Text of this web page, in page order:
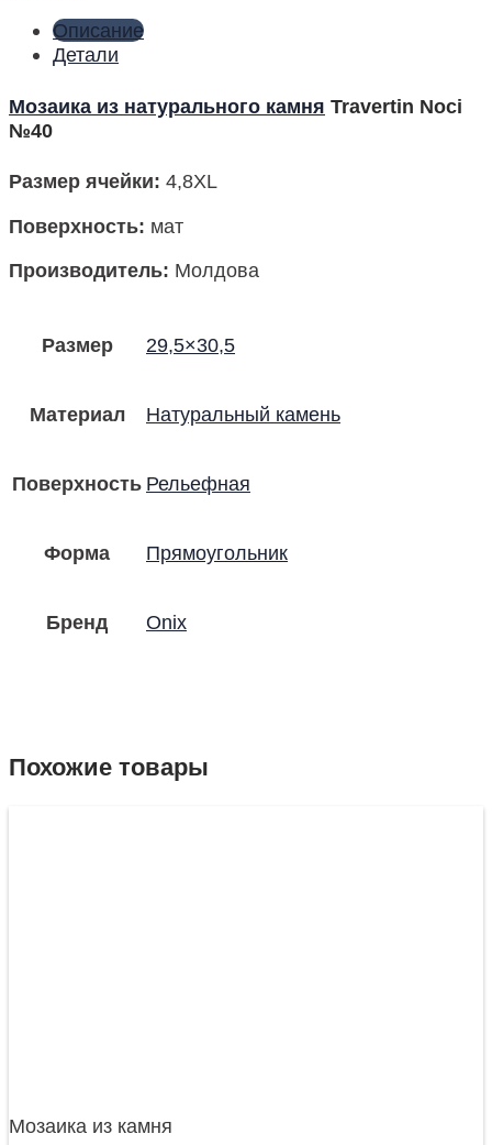
Описание
Детали
Мозаика из натурального камня Travertin Noci
№40
Размер ячейки: 4,8XL
Поверхность: мат
Производитель: Молдова
Размер 29,5×30,5
Материал Натуральный камень
Поверхность Рельефная
Форма Прямоугольник
Бренд Onix
Похожие товары
Мозаика из камня